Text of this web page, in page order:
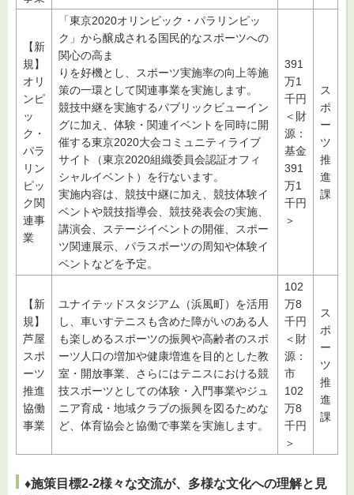
【新
規】
オリ
ンピ
ッ
ク・
パラ
リン
ピッ
ク関
連事
業
「東京2020オリンピック・パラリンピッ
ク」から醸成される国民的なスポーツへの
関心の高ま
りを好機とし、スポーツ実施率の向上等施
策の一環として関連事業を実施します。
競技中継を実施するパブリックビューイン
グに加え、体験・関連イベントを同時に開
催する東京2020大会コミュニティライブ
サイト（東京2020組織委員会認証オフィ
シャルイベント）を行ないます。
実施内容は、競技中継に加え、競技体験イ
ベントや競技指導会、競技発表会の実施、
講演会、ステージイベントの開催、スポー
ツ関連展示、パラスポーツの周知や体験イ
ベントなどを予定。
391
万1
千円
＜財
源：
基金
391
万1
千円
＞
ス
ポ
ー
ツ
推
進
課
【新
規】
芦屋
スポ
ーツ
推進
協働
事業
ユナイテッドスタジアム（浜風町）を活用
し、車いすテニスも含めた障がいのある人
も楽しめるスポーツの振興や高齢者のスポ
ーツ人口の増加や健康増進を目的とした教
室・開放事業、さらにはテニスにおける競
技スポーツとしての体験・入門事業やジュ
ニア育成・地域クラブの振興を図るためな
ど、体育協会と協働で事業を実施します。
102
万8
千円
＜財
源：
市
102
万8
千円
＞
ス
ポ
ー
ツ
推
進
課
♦施策目標2-2様々な交流が、多様な文化への理解と見